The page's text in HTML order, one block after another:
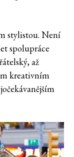
stylistou. Není
spolupráce
až
kreativním